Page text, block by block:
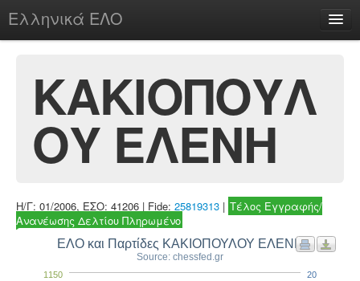
Ελληνικά ΕΛΟ
chesstu.be @ discord
Login
ΚΑΚΙΟΠΟΥΛ
ΟΥ ΕΛΕΝΗ
Η/Γ: 01/2006, ΕΣΟ: 41206 | Fide: 25819313 | Τέλος Εγγραφής/
Ανανέωσης Δελτίου Πληρωμένο
ΕΛΟ και Παρτίδες ΚΑΚΙΟΠΟΥΛΟΥ ΕΛΕΝΗ
Source: chessfed.gr
1150 20